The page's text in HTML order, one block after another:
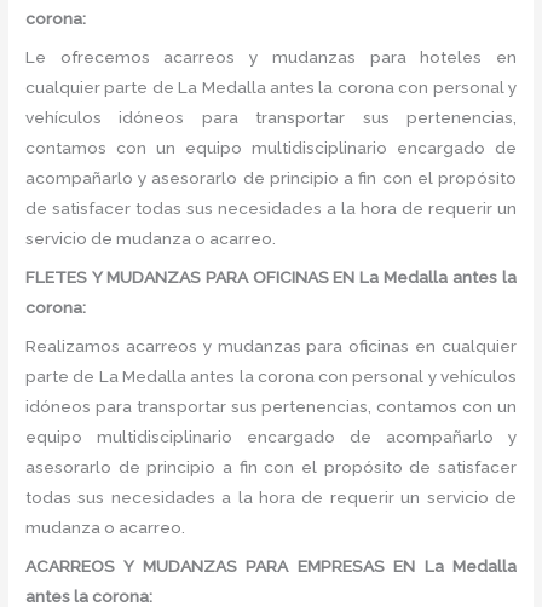
corona:
Le ofrecemos acarreos y mudanzas para hoteles en
cualquier parte de La Medalla antes la corona con personal y
vehículos idóneos para transportar sus pertenencias,
contamos con un equipo multidisciplinario encargado de
acompañarlo y asesorarlo de principio a fin con el propósito
de satisfacer todas sus necesidades a la hora de requerir un
servicio de mudanza o acarreo.
FLETES Y MUDANZAS PARA OFICINAS EN La Medalla antes la
corona:
Realizamos acarreos y mudanzas para oficinas en cualquier
parte de La Medalla antes la corona con personal y vehículos
idóneos para transportar sus pertenencias, contamos con un
equipo multidisciplinario encargado de acompañarlo y
asesorarlo de principio a fin con el propósito de satisfacer
todas sus necesidades a la hora de requerir un servicio de
mudanza o acarreo.
ACARREOS Y MUDANZAS PARA EMPRESAS EN La Medalla
antes la corona: